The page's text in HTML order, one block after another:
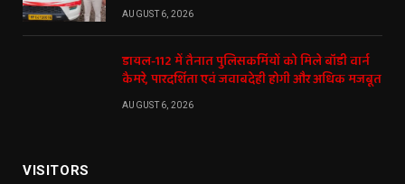
AUGUST 6, 2026
डायल-112 में तैनात पुलिसकर्मियों को मिले बॉडी वार्न
कैमरे, पारदर्शिता एवं जवाबदेही होगी और अधिक मजबूत
AUGUST 6, 2026
VISITORS